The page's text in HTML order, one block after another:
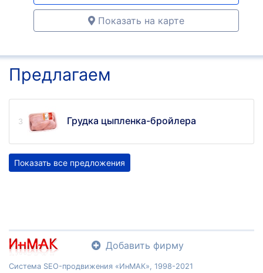
Показать на карте
Предлагаем
Грудка цыпленка-бройлера
Показать все предложения
Добавить фирму
Система SEO-продвижения «ИнМАК», 1998-2021